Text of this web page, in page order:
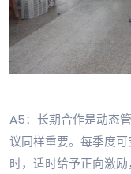
A5：长期合作是动态
议同样重要。每季度
时，适时给予正向激